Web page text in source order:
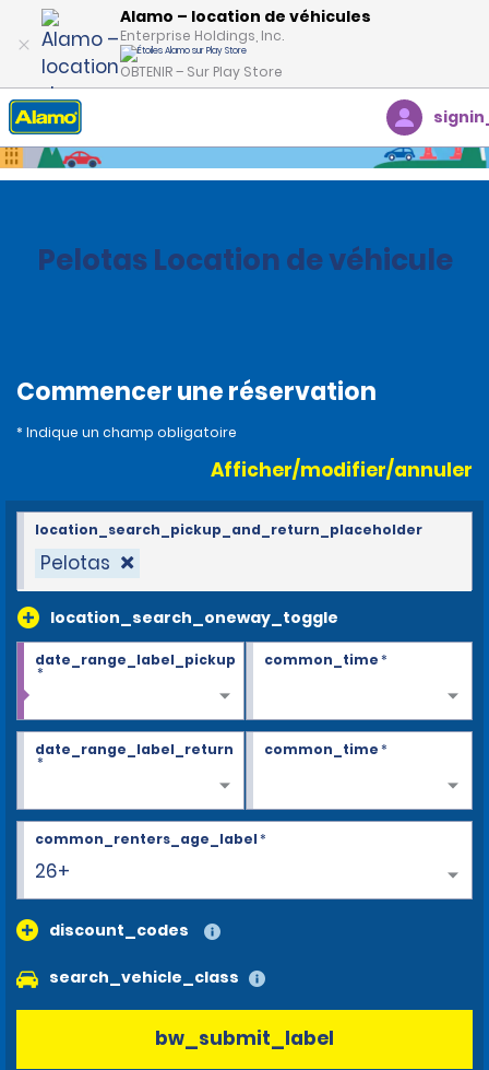
Alamo – location de véhicules
Enterprise Holdings, Inc.
OBTENIR – Sur Play Store
Accueil Succursales
Pelotas Location de véhicule
Commencer une réservation
* Indique un champ obligatoire
Afficher/modifier/annuler
Pelotas
location_search_oneway_toggle
location_search_pickup_and_return_placeholder
date_range_label_pickup
*
common_time*
date_range_label_return
*
common_time*
25
common_renters_age_label*
discount_codes
search_vehicle_class
bw_submit_label